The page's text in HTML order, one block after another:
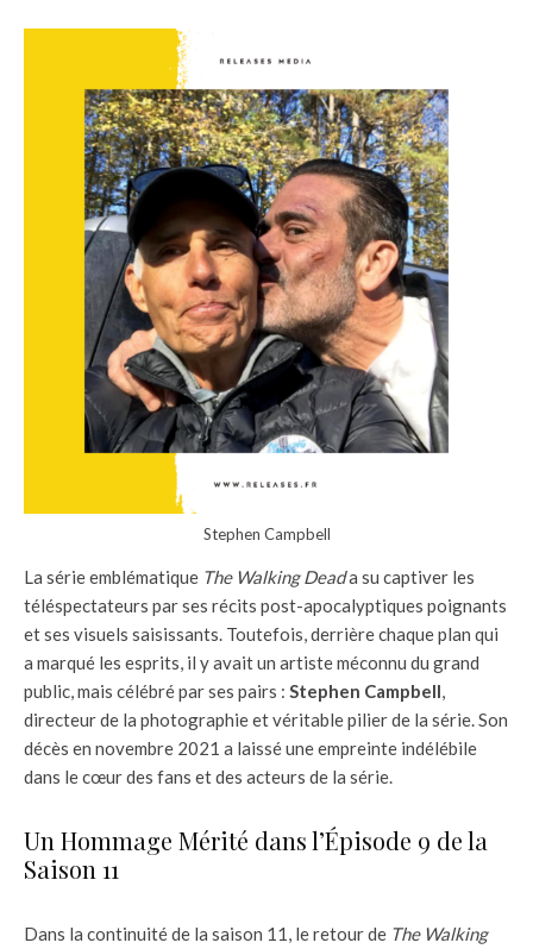
Stephen Campbell
La série emblématique The Walking Deada su captiver les
téléspectateurs par ses récits post-apocalyptiques poignants
et ses visuels saisissants. Toutefois, derrière chaque plan qui
a marqué les esprits, il y avait un artiste méconnu du grand
public, mais célébré par ses pairs : Stephen Campbell,
directeur de la photographie et véritable pilier de la série. Son
décès en novembre 2021 a laissé une empreinte indélébile
dans le cœur des fans et des acteurs de la série.
Un Hommage Mérité dans l’Épisode 9 de la
Saison 11
Dans la continuité de la saison 11, le retour de The Walking